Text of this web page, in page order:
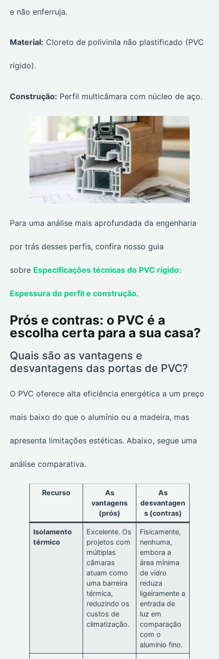
e não enferruja.
Material: Cloreto de polivinila não plastificado (PVC
rígido).
Construção: Perfil multicâmara com núcleo de aço.
Para uma análise mais aprofundada da engenharia
por trás desses perfis, confira nosso guia
sobre Especificações técnicas do PVC rígido:
Espessura do perfil e construção.
Prós e contras: o PVC é a
escolha certa para a sua casa?
Quais são as vantagens e
desvantagens das portas de PVC?
O PVC oferece alta eficiência energética a um preço
mais baixo do que o alumínio ou a madeira, mas
apresenta limitações estéticas. Abaixo, segue uma
análise comparativa.
Recurso
As
vantagens
(prós)
As
desvantagen
s (contras)
Isolamento
térmico
Excelente. Os
projetos com
múltiplas
câmaras
atuam como
uma barreira
térmica,
reduzindo os
custos de
climatização.
Fisicamente,
nenhuma,
embora a
área mínima
de vidro
reduza
ligeiramente a
entrada de
luz em
comparação
com o
alumínio fino.